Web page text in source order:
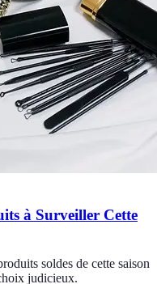
à Surveiller Cette
soldes de cette saison
judicieux.